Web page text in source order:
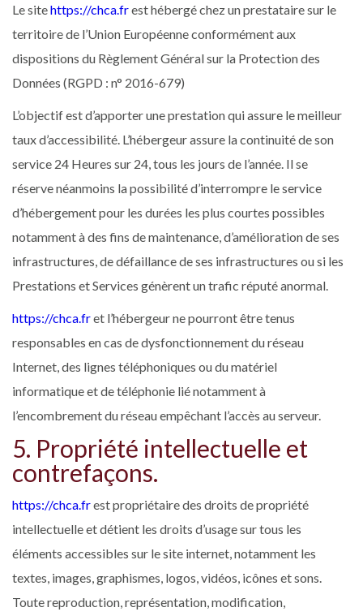
Le sitehttps://chca.frest hébergé chez un prestataire sur le
territoire de l’Union Européenne conformément aux
dispositions du Règlement Général sur la Protection des
Données (RGPD : n° 2016-679)
L’objectif est d’apporter une prestation qui assure le meilleur
taux d’accessibilité. L’hébergeur assure la continuité de son
service 24 Heures sur 24, tous les jours de l’année. Il se
réserve néanmoins la possibilité d’interrompre le service
d’hébergement pour les durées les plus courtes possibles
notamment à des fins de maintenance, d’amélioration de ses
infrastructures, de défaillance de ses infrastructures ou si les
Prestations et Services génèrent un trafic réputé anormal.
https://chca.fret l’hébergeur ne pourront être tenus
responsables en cas de dysfonctionnement du réseau
Internet, des lignes téléphoniques ou du matériel
informatique et de téléphonie lié notamment à
l’encombrement du réseau empêchant l’accès au serveur.
5. Propriété intellectuelle et
contrefaçons.
https://chca.frest propriétaire des droits de propriété
intellectuelle et détient les droits d’usage sur tous les
éléments accessibles sur le site internet, notamment les
textes, images, graphismes, logos, vidéos, icônes et sons.
Toute reproduction, représentation, modification,